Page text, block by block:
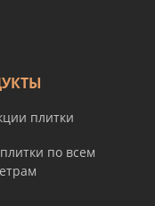
плитки
по всем